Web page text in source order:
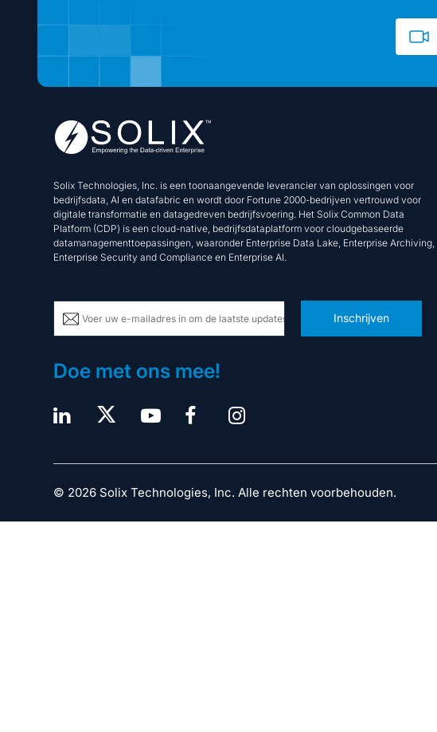
Solix Technologies, Inc. is een toonaangevende leverancier van oplossingen voor
bedrijfsdata, AI en datafabric en wordt door Fortune 2000-bedrijven vertrouwd voor
digitale transformatie en datagedreven bedrijfsvoering. Het Solix Common Data
Platform (CDP) is een cloud-native, bedrijfsdataplatform voor cloudgebaseerde
datamanagementtoepassingen, waaronder Enterprise Data Lake, Enterprise Archiving,
Enterprise Security and Compliance en Enterprise AI.
Inschrijven
Doe met ons mee!
© 2026 Solix Technologies, Inc. Alle rechten voorbehouden.